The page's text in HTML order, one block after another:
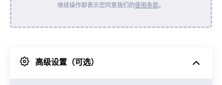
来自 Google Drive
继续操作即表示您同意我们的使用条款。
高级设置（可选）